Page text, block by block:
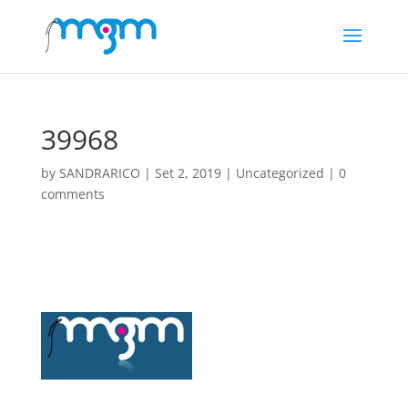
39968
by SANDRARICO | Set 2, 2019| Uncategorized | 0
comments